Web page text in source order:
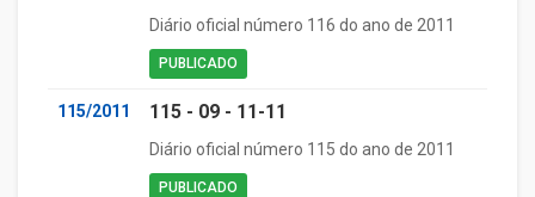
Diário oficial número 116 do ano de 2011
PUBLICADO
115/2011 115 - 09 - 11-11
Diário oficial número 115 do ano de 2011
PUBLICADO